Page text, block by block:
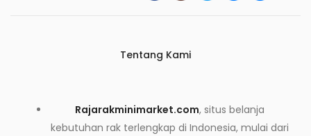
Tentang Kami
Rajarakminimarket.com, situs belanja
kebutuhan rak terlengkap di Indonesia, mulai dari